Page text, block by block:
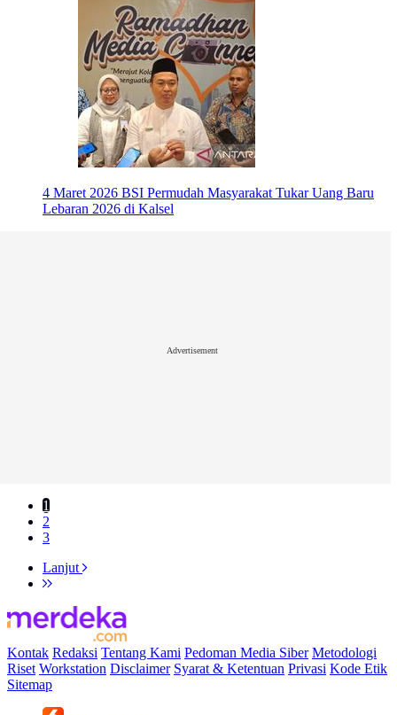
4 Maret 2026 BSI Permudah Masyarakat Tukar Uang Baru
Lebaran 2026 di Kalsel
Advertisement
1
2
3
Lanjut
Kontak Redaksi Tentang Kami Pedoman Media Siber Metodologi
Riset Workstation Disclaimer Syarat & Ketentuan Privasi Kode Etik
Sitemap